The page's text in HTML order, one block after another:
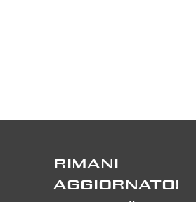
RIMANI
AGGIORNATO!